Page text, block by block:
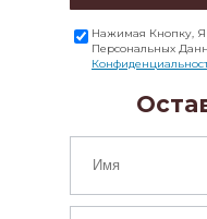
Нажимая Кнопку,
Персональных